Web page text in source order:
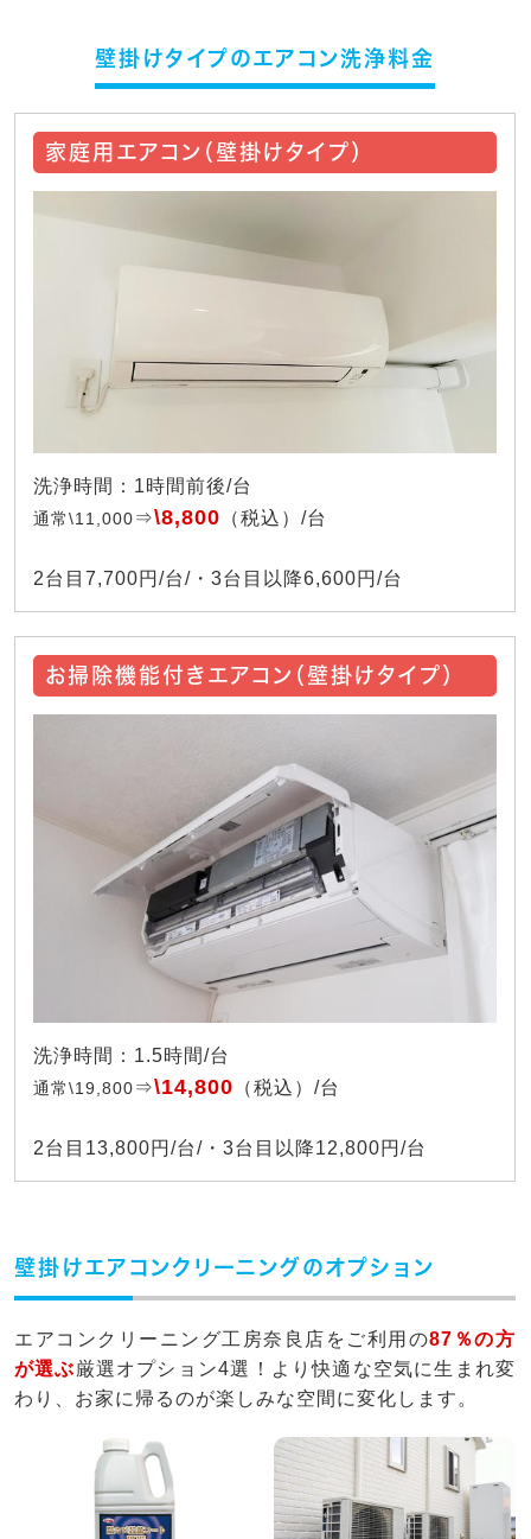
壁掛けタイプのエアコン洗浄料金
家庭用エアコン（壁掛けタイプ）
洗浄時間：1時間前後/台
通常\11,000⇒\8,800 （税込）/台
2台目7,700円/台/・3台目以降6,600円/台
お掃除機能付きエアコン（壁掛けタイプ）
洗浄時間：1.5時間/台
通常\19,800⇒\14,800 （税込）/台
2台目13,800円/台/・3台目以降12,800円/台
壁掛けエアコンクリーニングのオプション
エアコンクリーニング工房奈良店をご利用の87％の方
が選ぶ厳選オプション4選！より快適な空気に生まれ変
わり、お家に帰るのが楽しみな空間に変化します。